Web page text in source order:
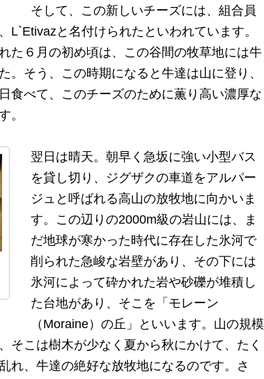
そして、この新しいチーズには、組合員
L`Etivazと名付けられたといわれています。
た６月の初め頃は、この谷間の牧草地には牛
。そう、この時期になると牛達は山に登り、
食べて、このチーズのために薫り高い濃厚な
。
翌日は晴天。朝早く急坂に強い小型バス
を貸し切り、ジグザクの車道をアルパー
ジュと呼ばれる高山の放牧地に向かいま
す。この辺りの2000m級の岩山には、ま
だ地球が寒かった時代に存在した氷河で
削られた急峻な岩壁があり、その下には
氷河によって砕かれた岩や砂礫が堆積し
た台地があり、そこを「モレーン
（Moraine）の丘」といいます。山の規模
そこは樹木が少なく夏から秋にかけて、たく
れ、牛達の絶好な放牧地になるのです。さ